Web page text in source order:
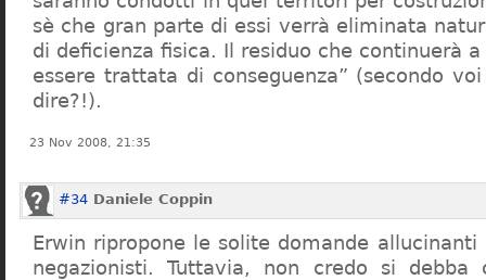
sè che gran parte di essi verrà eliminata
di deficienza fisica. Il residuo che continuerà
essere trattata di conseguenza” (secondo
dire?!).
23 Nov 2008, 21:35
#34 Daniele Coppin
Erwin ripropone le solite domande
negazionisti. Tuttavia, non credo si debba